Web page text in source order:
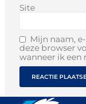
Site
Mijn naam,
deze browser
wanneer ik een